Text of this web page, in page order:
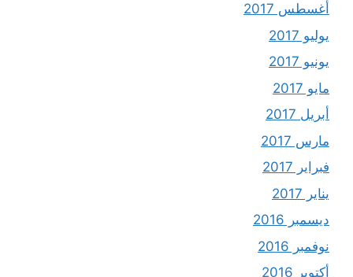
أغسطس 2017
يوليو 2017
يونيو 2017
مايو 2017
أبريل 2017
مارس 2017
فبراير 2017
يناير 2017
ديسمبر 2016
نوفمبر 2016
أكتوبر 2016